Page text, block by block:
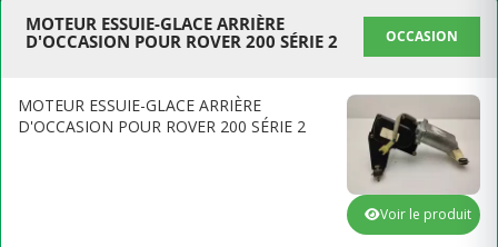
MOTEUR ESSUIE-GLACE ARRIÈRE
D'OCCASION POUR ROVER 200 SÉRIE 2
OCCASION
MOTEUR ESSUIE-GLACE ARRIÈRE
D'OCCASION POUR ROVER 200 SÉRIE 2
Voir le produit